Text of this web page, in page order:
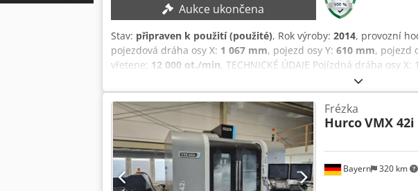
Aukce ukončena
Stav: připraven k použití (použité), Rok výroby: 2014, provozní
pojezdová dráha osy X: 1 067 mm, pojezd osy Y: 610 mm, pojezd
vřetene: 12 000 ot./min, TECHNICKÉ ÚDAJE Pojízdná dráha osy
Pojízdná dráha osy Z: 610 mm Crsdpfx Aajzapr Uegjf Počet os: 3
výkon: 12 kW Točivý moment: 237 Nm Velikost stolu osa X: 1 270
STROJE Počet nástrojů v zásobníku: 30 Upínání nástrojů: SK40
přívod chladicí kapaliny Chladič vřetene
Bayern 320 km
Frézka
HurcoVMX 42i